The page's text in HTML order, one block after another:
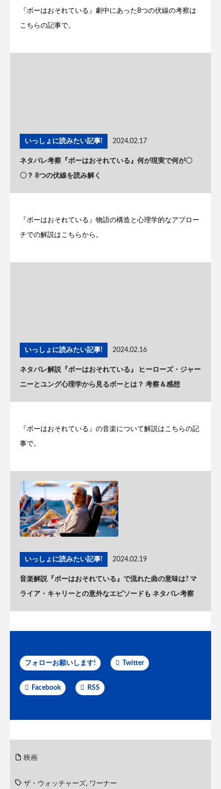
『ボーはおそれている』劇中にあった8つの伏線の考察は
こちらの記事で。
いっしょに読みたい記事! 2024.02.17
ネタバレ考察『ボーはおそれている』何が現実で何が〇
〇？ 8つの伏線を読み解く
『ボーはおそれている』物語の構造と心理学的なアプロー
チでの解説はこちらから。
いっしょに読みたい記事! 2024.02.16
ネタバレ解説『ボーはおそれている』 ヒーローズ・ジャー
ニーとユング心理学から見るボーとは？ 考察＆感想
『ボーはおそれている』の音楽について解説はこちらの記
事で。
いっしょに読みたい記事! 2024.02.19
音楽解説『ボーはおそれている』で流れた曲の意味は? マ
ライア・キャリーとの意外なエピソードも ネタバレ考察
フォローお願いします! Twitter
Facebook RSS
映画
ザ・ウォッチャーズ, ワーナー